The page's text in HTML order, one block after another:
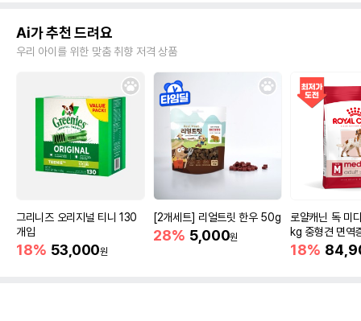
Ai가 추천 드려요
우리 아이를 위한 맞춤 취향 저격 상품
그리니즈 오리지널 티니 130
개입
18% 53,000원
[2개세트] 리얼트릿 한우 50g
28% 5,000원
로얄캐닌 독 미
kg 중형견 면역
18%